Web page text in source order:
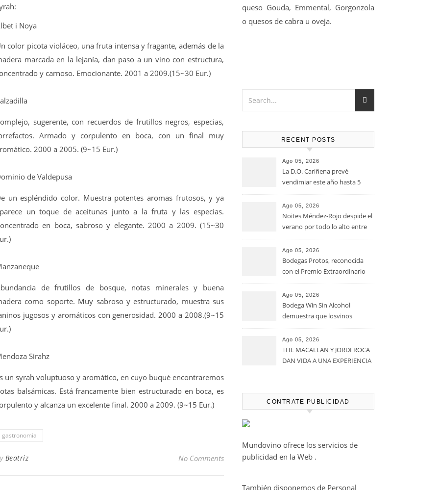
i Noya
color picota violáceo, una fruta intensa y fragante, además de la
marcada en la lejanía, dan paso a un vino con estructura,
y carnoso. Emocionante. 2001 a 2009.(15~30 Eur.)
sugerente, con recuerdos de frutillos negros, especias,
Armado y corpulento en boca, con un final muy
2000 a 2005. (9~15 Eur.)
de Valdepusa
un espléndido color. Muestra potentes aromas frutosos, y ya
un toque de aceitunas junto a la fruta y las especias.
en boca, sabroso y elegante. 2000 a 2009. (15~30
de frutillos de bosque, notas minerales y buena
como soporte. Muy sabroso y estructurado, muestra sus
jugosos y aromáticos con generosidad. 2000 a 2008.(9~15
Sirahz
un syrah voluptuoso y aromático, en cuyo buqué encontraremos
balsámicas. Está francamente bien estructurado en boca, es
y alcanza un excelente final. 2000 a 2009. (9~15 Eur.)
gastronomia
Beatriz No Comments
queso Gouda, Emmental, Gorgonzola
o quesos de cabra u oveja.
RECENT POSTS
Ago 05, 2026
La D.O. Cariñena prevé
vendimiar este año hasta 5
que en 2025
Ago 05, 2026
Noites Méndez-Rojo despide el
verano por todo lo alto entre
Ago 05, 2026
Bodegas Protos, reconocida
con el Premio Extraordinario
casi un siglo de excelencia
vitivinícola
Ago 05, 2026
Bodega Win Sin Alcohol
demuestra que losvinos
calidadcomienzan a diseñarse
en el viñedo
Ago 05, 2026
THE MACALLAN Y JORDI ROCA
DAN VIDA A UNA EXPERIENCIA
HARMONY COLLECTION
CONTRATE PUBLICIDAD
Mundovino ofrece los servicios de
publicidad en la Web .
También disponemos de Personal